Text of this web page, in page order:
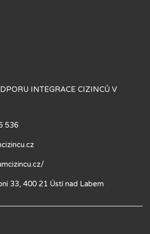
INTEGRACE CIZINCŮ V
536
33, 400 21 Ústí nad Labem